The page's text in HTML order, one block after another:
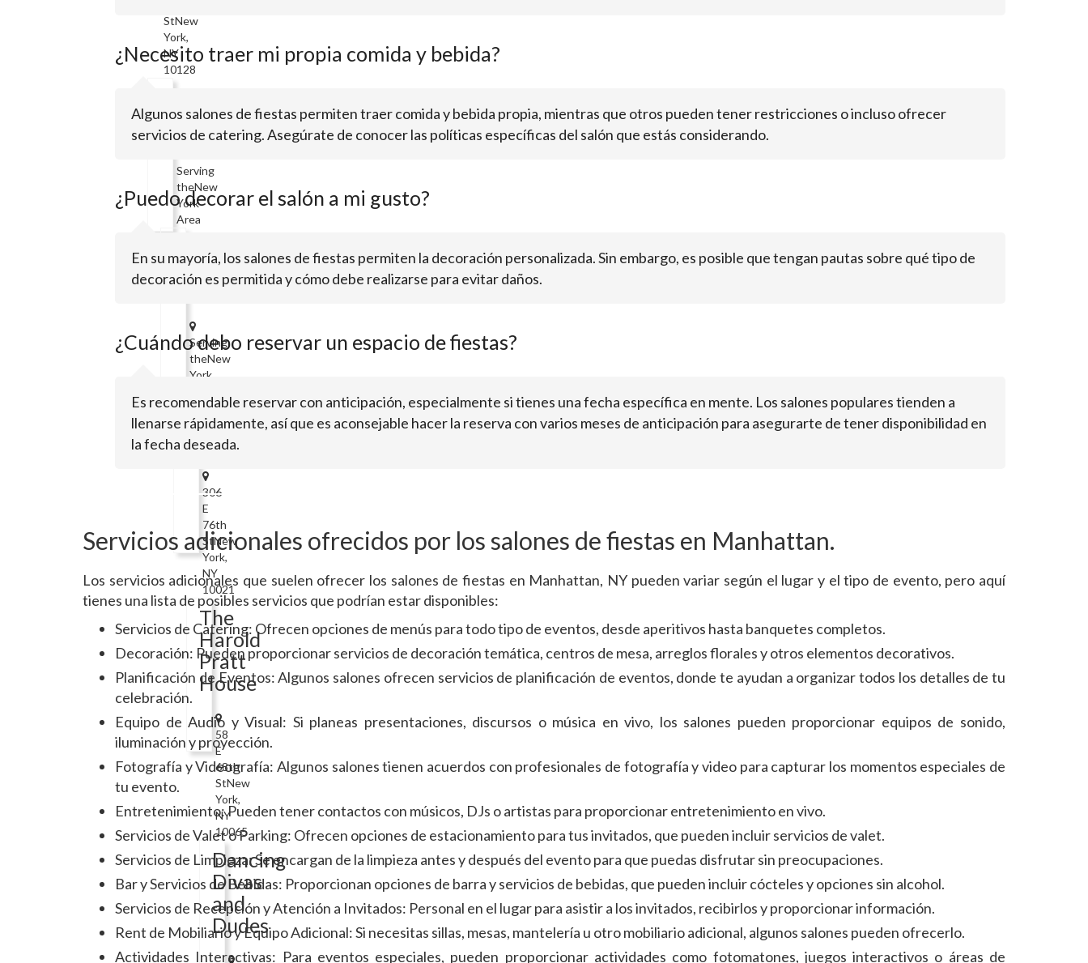
StNew
York,
NY
10128
Inn
Serving
theNew
York
Area
Holiday
Inn
Express
Serving
theNew
York
East
Wing
306
E
76th
StNew
York,
NY
10021
The
Harold
Pratt
House
58
E
68th
StNew
York,
NY
10065
Dancing
Divas
and
Dudes
¿Necesito traer mi propia comida y bebida?
Algunos salones de fiestas permiten traer comida y bebida propia, mientras que otros pueden tener restricciones o incluso ofrecer
servicios de catering. Asegúrate de conocer las políticas específicas del salón que estás considerando.
¿Puedo decorar el salón a mi gusto?
En su mayoría, los salones de fiestas permiten la decoración personalizada. Sin embargo, es posible que tengan pautas sobre qué tipo de
decoración es permitida y cómo debe realizarse para evitar daños.
¿Cuándo debo reservar un espacio de fiestas?
Es recomendable reservar con anticipación, especialmente si tienes una fecha específica en mente. Los salones populares tienden a
llenarse rápidamente, así que es aconsejable hacer la reserva con varios meses de anticipación para asegurarte de tener disponibilidad en
la fecha deseada.
Servicios adicionales ofrecidos por los salones de fiestas en Manhattan.
Los servicios adicionales que suelen ofrecer los salones de fiestas en Manhattan, NY pueden variar según el lugar y el tipo de evento, pero aquí
tienes una lista de posibles servicios que podrían estar disponibles:
Servicios de Catering: Ofrecen opciones de menús para todo tipo de eventos, desde aperitivos hasta banquetes completos.
Decoración: Pueden proporcionar servicios de decoración temática, centros de mesa, arreglos florales y otros elementos decorativos.
Planificación de Eventos: Algunos salones ofrecen servicios de planificación de eventos, donde te ayudan a organizar todos los detalles de tu
celebración.
Equipo de Audio y Visual: Si planeas presentaciones, discursos o música en vivo, los salones pueden proporcionar equipos de sonido,
iluminación y proyección.
Fotografía y Videografía: Algunos salones tienen acuerdos con profesionales de fotografía y video para capturar los momentos especiales de
tu evento.
Entretenimiento: Pueden tener contactos con músicos, DJs o artistas para proporcionar entretenimiento en vivo.
Servicios de Valet o Parking: Ofrecen opciones de estacionamiento para tus invitados, que pueden incluir servicios de valet.
Servicios de Limpieza: Se encargan de la limpieza antes y después del evento para que puedas disfrutar sin preocupaciones.
Bar y Servicios de Bebidas: Proporcionan opciones de barra y servicios de bebidas, que pueden incluir cócteles y opciones sin alcohol.
Servicios de Recepción y Atención a Invitados: Personal en el lugar para asistir a los invitados, recibirlos y proporcionar información.
Rent de Mobiliario y Equipo Adicional: Si necesitas sillas, mesas, mantelería u otro mobiliario adicional, algunos salones pueden ofrecerlo.
Actividades Interactivas: Para eventos especiales, pueden proporcionar actividades como fotomatones, juegos interactivos o áreas de